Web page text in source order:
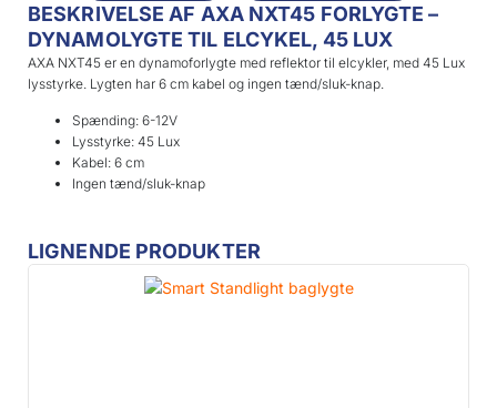
BESKRIVELSE AF AXA NXT45 FORLYGTE –
DYNAMOLYGTE TIL ELCYKEL, 45 LUX
AXA NXT45 er en dynamoforlygte med reflektor til elcykler, med 45 Lux
lysstyrke. Lygten har 6 cm kabel og ingen tænd/sluk-knap.
Spænding: 6-12V
Lysstyrke: 45 Lux
Kabel: 6 cm
Ingen tænd/sluk-knap
LIGNENDE PRODUKTER